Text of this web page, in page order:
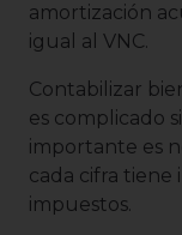
amortización
igual al VNC.
Contabilizar
es complicado
importante es
cada cifra
impuestos.